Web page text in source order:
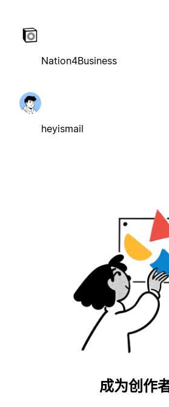
Nation4Business
heyismail
成为创作